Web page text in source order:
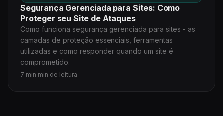
Segurança Gerenciada para Sites: Como
Proteger seu Site de Ataques
Como funciona segurança gerenciada para sites - as
camadas de proteção essenciais, ferramentas
utilizadas e como responder quando um site é
comprometido.
7 min min de leitura